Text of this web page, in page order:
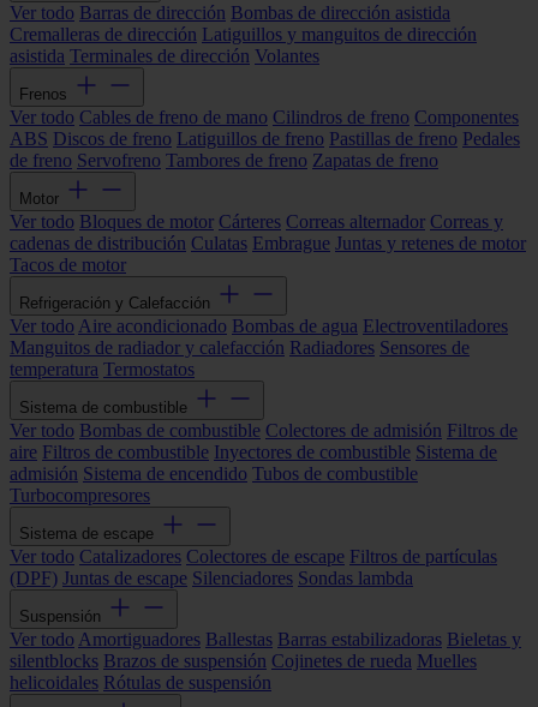
Ver todo Barras de dirección Bombas de dirección asistida
Cremalleras de dirección Latiguillos y manguitos de dirección
asistida Terminales de dirección Volantes
Frenos
Ver todo Cables de freno de mano Cilindros de freno Componentes
ABS Discos de freno Latiguillos de freno Pastillas de freno Pedales
de freno Servofreno Tambores de freno Zapatas de freno
Motor
Ver todo Bloques de motor Cárteres Correas alternador Correas y
cadenas de distribución Culatas Embrague Juntas y retenes de motor
Tacos de motor
Refrigeración y Calefacción
Ver todo Aire acondicionado Bombas de agua Electroventiladores
Manguitos de radiador y calefacción Radiadores Sensores de
temperatura Termostatos
Sistema de combustible
Ver todo Bombas de combustible Colectores de admisión Filtros de
aire Filtros de combustible Inyectores de combustible Sistema de
admisión Sistema de encendido Tubos de combustible
Turbocompresores
Sistema de escape
Ver todo Catalizadores Colectores de escape Filtros de partículas
(DPF) Juntas de escape Silenciadores Sondas lambda
Suspensión
Ver todo Amortiguadores Ballestas Barras estabilizadoras Bieletas y
silentblocks Brazos de suspensión Cojinetes de rueda Muelles
helicoidales Rótulas de suspensión